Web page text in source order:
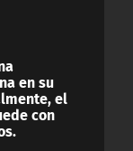
en su
el
con